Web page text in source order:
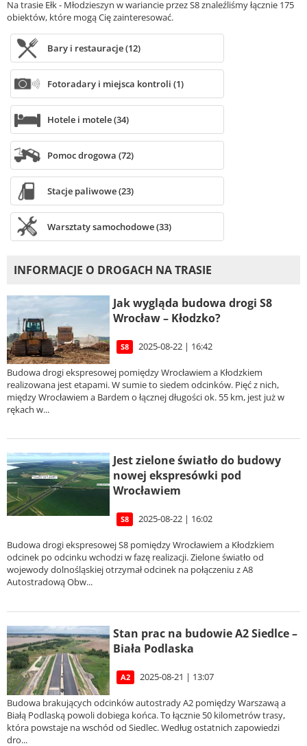
Na trasie Ełk - Młodzieszyn w wariancie przez S8 znaleźliśmy łącznie 175
obiektów, które mogą Cię zainteresować.
Bary i restauracje (12)
Fotoradary i miejsca kontroli (1)
Hotele i motele (34)
Pomoc drogowa (72)
Stacje paliwowe (23)
Warsztaty samochodowe (33)
INFORMACJE O DROGACH NA TRASIE
Jak wygląda budowa drogi S8
Wrocław – Kłodzko?
S8 2025-08-22 | 16:42
Budowa drogi ekspresowej pomiędzy Wrocławiem a Kłodzkiem
realizowana jest etapami. W sumie to siedem odcinków. Pięć z nich,
między Wrocławiem a Bardem o łącznej długości ok. 55 km, jest już w
rękach w...
Jest zielone światło do budowy
nowej ekspresówki pod
Wrocławiem
S8 2025-08-22 | 16:02
Budowa drogi ekspresowej S8 pomiędzy Wrocławiem a Kłodzkiem
odcinek po odcinku wchodzi w fazę realizacji. Zielone światło od
wojewody dolnośląskiej otrzymał odcinek na połączeniu z A8
Autostradową Obw...
Stan prac na budowie A2 Siedlce –
Biała Podlaska
A2 2025-08-21 | 13:07
Budowa brakujących odcinków autostrady A2 pomiędzy Warszawą a
Białą Podlaską powoli dobiega końca. To łącznie 50 kilometrów trasy,
która powstaje na wschód od Siedlec. Według ostatnich zapowiedzi
dro...